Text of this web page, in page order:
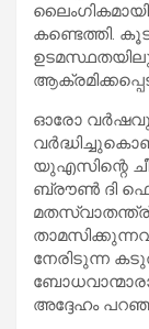
കണ്ടെത്തി.
ഓരോ
യുഎസിന്റെ
ബ്രൗൺ ദി
നേരിടുന്ന
അദ്ദേഹം